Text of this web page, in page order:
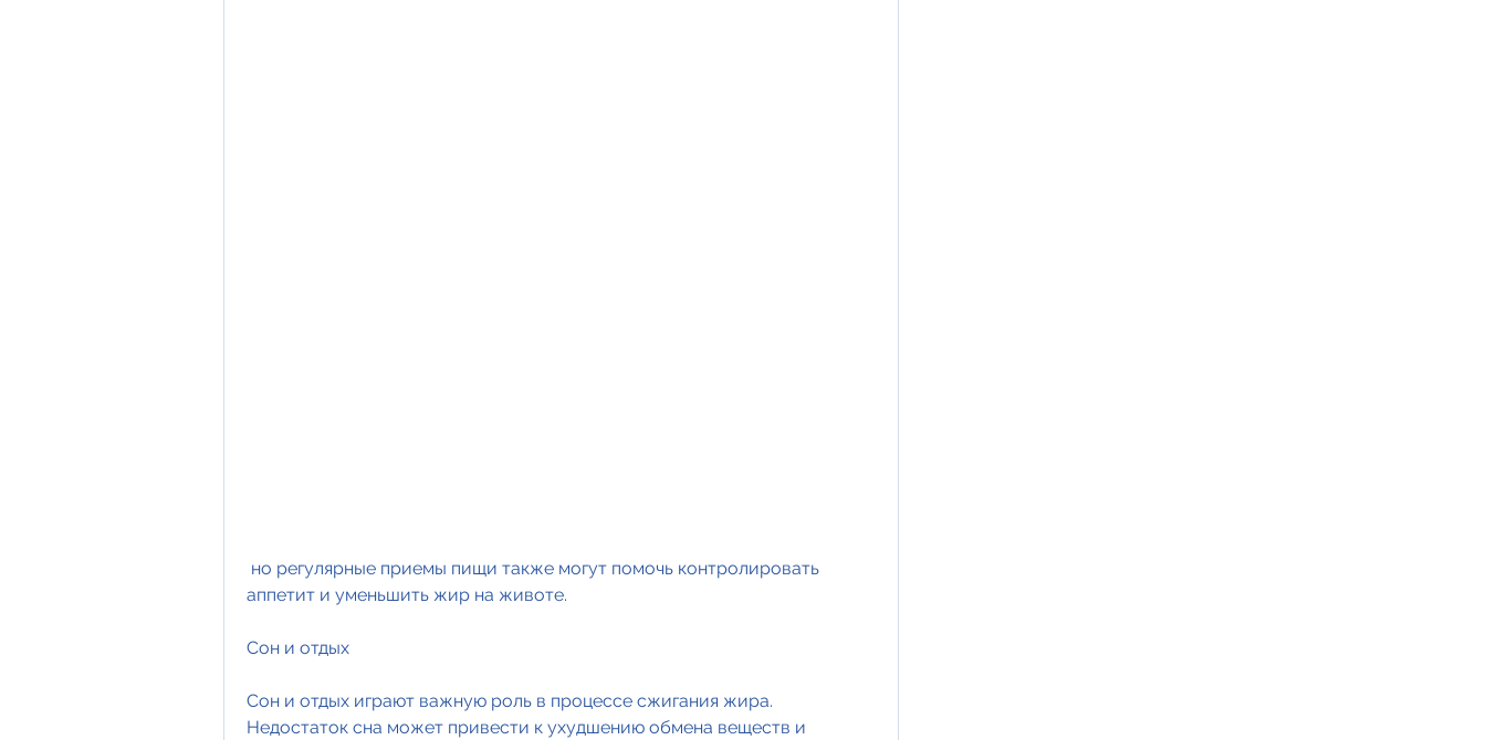
аппетит и уменьшить жир на животе.
Сон и отдых
Сон и отдых играют важную роль в процессе сжигания жира.
Недостаток сна может привести к ухудшению обмена веществ и